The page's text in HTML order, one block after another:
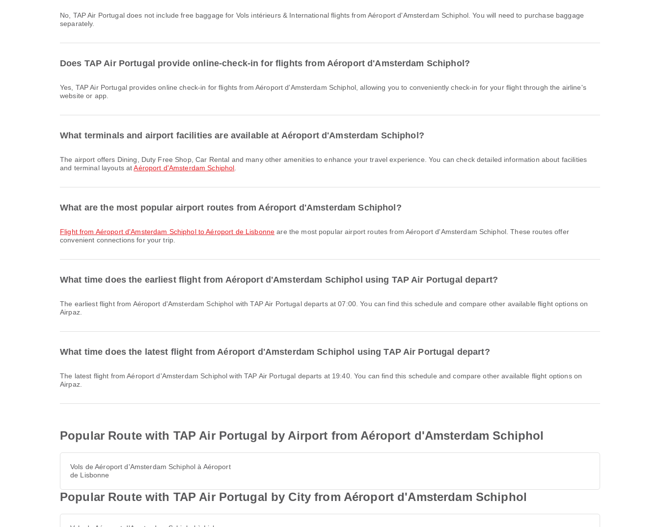
No, TAP Air Portugal does not include free baggage for Vols intérieurs & International flights from Aéroport d'Amsterdam Schiphol. You will need to purchase baggage
separately.
Does TAP Air Portugal provide online-check-in for flights from Aéroport d'Amsterdam Schiphol?
Yes, TAP Air Portugal provides online check-in for flights from Aéroport d'Amsterdam Schiphol, allowing you to conveniently check-in for your flight through the airline's
website or app.
What terminals and airport facilities are available at Aéroport d'Amsterdam Schiphol?
The airport offers Dining, Duty Free Shop, Car Rental and many other amenities to enhance your travel experience. You can check detailed information about facilities
and terminal layouts atAéroport d'Amsterdam Schiphol
What are the most popular airport routes from Aéroport d'Amsterdam Schiphol?
flight from Aéroport d'Amsterdam Schiphol to Aéroport de Lisbonne are the most popular airport routes from Aéroport d'Amsterdam Schiphol. These routes offer
convenient connections for your trip.
What time does the earliest flight from Aéroport d'Amsterdam Schiphol using TAP Air Portugal depart?
The earliest flight from Aéroport d'Amsterdam Schiphol with TAP Air Portugal departs at 07:00. You can find this schedule and compare other available flight options on
Airpaz.
What time does the latest flight from Aéroport d'Amsterdam Schiphol using TAP Air Portugal depart?
The latest flight from Aéroport d'Amsterdam Schiphol with TAP Air Portugal departs at 19:40. You can find this schedule and compare other available flight options on
Airpaz.
Popular Route with TAP Air Portugal by Airport from Aéroport d'Amsterdam Schiphol
Vols de Aéroport d'Amsterdam Schiphol à Aéroport
de Lisbonne
Popular Route with TAP Air Portugal by City from Aéroport d'Amsterdam Schiphol